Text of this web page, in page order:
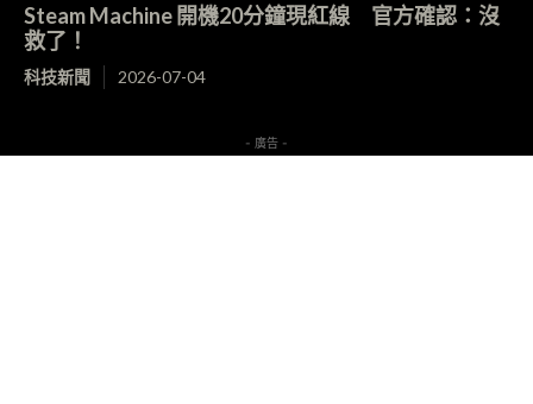
Steam Machine 開機20分鐘現紅線 官方確認：沒
救了！
科技新聞 2026-07-04
- 廣告 -